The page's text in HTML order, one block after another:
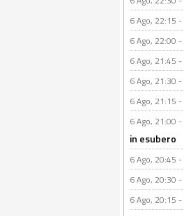
6 Ago, 22:15 -
6 Ago, 22:00 -
6 Ago, 21:45 -
6 Ago, 21:30 -
6 Ago, 21:15 -
6 Ago, 21:00 -
in esubero
6 Ago, 20:45 -
6 Ago, 20:30 -
6 Ago, 20:15 -